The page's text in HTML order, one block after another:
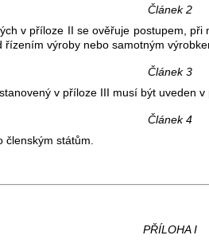
Článek 2
v příloze II se ověřuje postupem,
řízením výroby nebo samotným
Článek 3
v příloze III musí být uveden
Článek 4
státům.
PŘÍLOHA I
škod"